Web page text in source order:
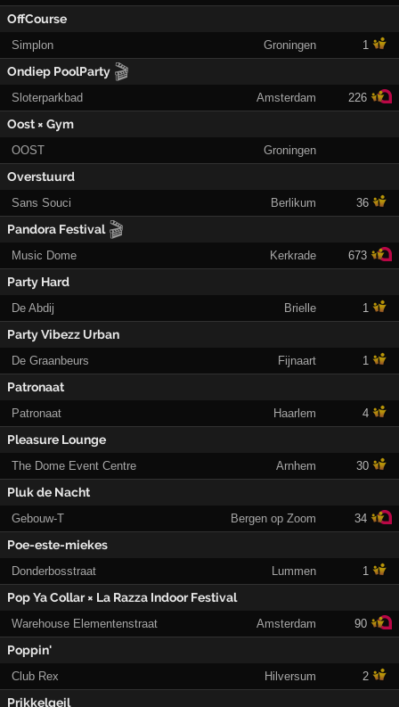
OffCourse
Simplon Groningen 1
Ondiep PoolParty 🎬
Sloterparkbad Amsterdam 226
Oost × Gym
OOST Groningen
Overstuurd
Sans Souci Berlikum 36
Pandora Festival 🎬
Music Dome Kerkrade 673
Party Hard
De Abdij Brielle 1
Party Vibezz Urban
De Graanbeurs Fijnaart 1
Patronaat
Patronaat Haarlem 4
Pleasure Lounge
The Dome Event Centre Arnhem 30
Pluk de Nacht
Gebouw-T Bergen op Zoom 34
Poe-este-miekes
Donderbosstraat Lummen 1
Pop Ya Collar × La Razza Indoor Festival
Warehouse Elementenstraat Amsterdam 90
Poppin'
Club Rex Hilversum 2
Prikkelgeil